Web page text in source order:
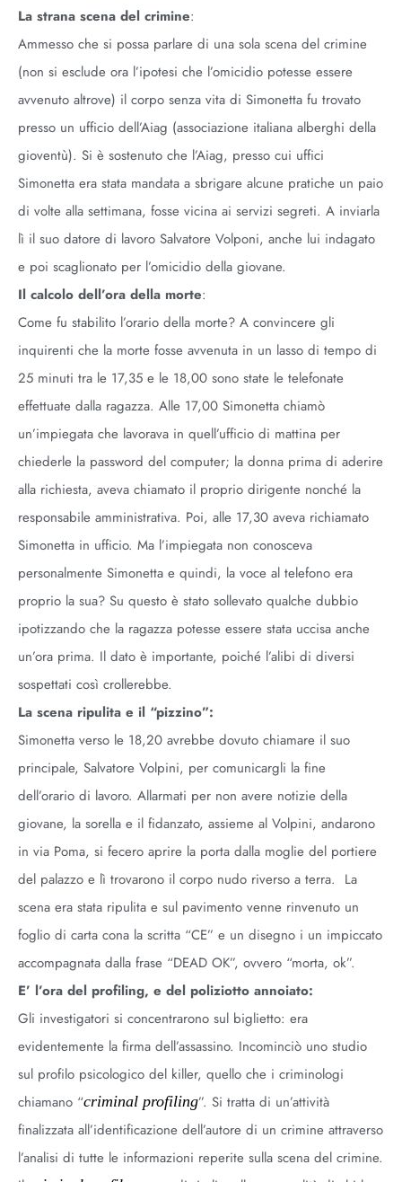
La strana scena del crimine:
Ammesso che si possa parlare di una sola scena del crimine
(non si esclude ora l’ipotesi che l’omicidio potesse essere
avvenuto altrove) il corpo senza vita di Simonetta fu trovato
presso un ufficio dell’Aiag (associazione italiana alberghi della
gioventù). Si è sostenuto che l’Aiag, presso cui uffici
Simonetta era stata mandata a sbrigare alcune pratiche un paio
di volte alla settimana, fosse vicina ai servizi segreti. A inviarla
lì il suo datore di lavoro Salvatore Volponi, anche lui indagato
e poi scaglionato per l’omicidio della giovane.
Il calcolo dell’ora della morte:
Come fu stabilito l’orario della morte? A convincere gli
inquirenti che la morte fosse avvenuta in un lasso di tempo di
25 minuti tra le 17,35 e le 18,00 sono state le telefonate
effettuate dalla ragazza. Alle 17,00 Simonetta chiamò
un’impiegata che lavorava in quell’ufficio di mattina per
chiederle la password del computer; la donna prima di aderire
alla richiesta, aveva chiamato il proprio dirigente nonché la
responsabile amministrativa. Poi, alle 17,30 aveva richiamato
Simonetta in ufficio. Ma l’impiegata non conosceva
personalmente Simonetta e quindi, la voce al telefono era
proprio la sua? Su questo è stato sollevato qualche dubbio
ipotizzando che la ragazza potesse essere stata uccisa anche
un’ora prima. Il dato è importante, poiché l’alibi di diversi
sospettati così crollerebbe.
La scena ripulita e il “pizzino”:
Simonetta verso le 18,20 avrebbe dovuto chiamare il suo
principale, Salvatore Volpini, per comunicargli la fine
dell’orario di lavoro. Allarmati per non avere notizie della
giovane, la sorella e il fidanzato, assieme al Volpini, andarono
in via Poma, si fecero aprire la porta dalla moglie del portiere
del palazzo e lì trovarono il corpo nudo riverso a terra. La
scena era stata ripulita e sul pavimento venne rinvenuto un
foglio di carta cona la scritta “CE” e un disegno i un impiccato
accompagnata dalla frase “DEAD OK”, ovvero “morta, ok”.
E’ l’ora del profiling, e del poliziotto annoiato:
Gli investigatori si concentrarono sul biglietto: era
evidentemente la firma dell’assassino. Incominciò uno studio
sul profilo psicologico del killer, quello che i criminologi
chiamano “criminal profiling”. Si tratta di un’attività
finalizzata all’identificazione dell’autore di un crimine attraverso
l’analisi di tutte le informazioni reperite sulla scena del crimine.